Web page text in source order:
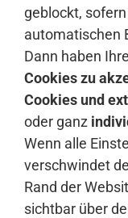
geblockt,
automatischen
Dann haben
Cookies zu
Cookies und
oder ganz
Wenn alle
verschwindet
Rand der
sichtbar über